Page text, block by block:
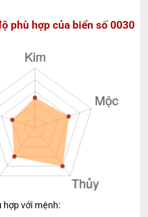
phù hợp của biển số 0030
hợp với mệnh: